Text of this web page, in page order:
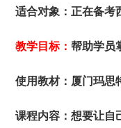
适合对象：正在备考
教学目标：帮助学员
使用教材：厦门玛思
课程内容：想要让自